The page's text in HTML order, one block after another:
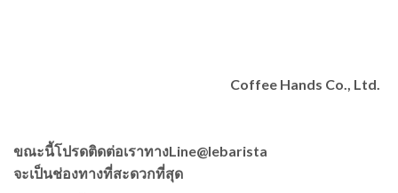
Coffee Hands Co., Ltd.
ขณะนี้โปรดติดต่อเราทางLine@lebarista
จะเป็นช่องทางที่สะดวกที่สุด